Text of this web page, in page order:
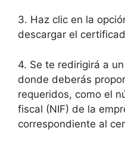
3. Haz clic en la
descargar el
4. Se te redirigirá a
donde deberás
requeridos, como el
fiscal (NIF) de la
correspondiente al